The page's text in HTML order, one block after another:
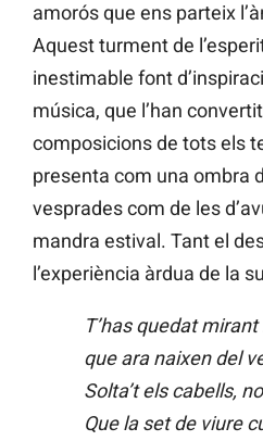
amorós que ens parteix
Aquest turment de
inestimable font
música, que l’han
composicions de tots els
presenta com una ombra
vesprades com de les
mandra estival. Tant el
l’experiència àrdua de la
T’has quedat
que ara naixen del
Solta’t els cabells,
Que la set de viure